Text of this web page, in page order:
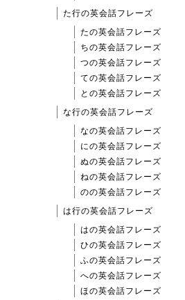
た行の英会話フレーズ
たの英会話フレーズ
ちの英会話フレーズ
つの英会話フレーズ
ての英会話フレーズ
との英会話フレーズ
な行の英会話フレーズ
なの英会話フレーズ
にの英会話フレーズ
ぬの英会話フレーズ
ねの英会話フレーズ
のの英会話フレーズ
は行の英会話フレーズ
はの英会話フレーズ
ひの英会話フレーズ
ふの英会話フレーズ
への英会話フレーズ
ほの英会話フレーズ